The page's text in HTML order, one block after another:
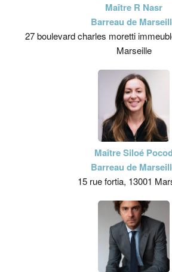
Maître R Nasr
Barreau de
27 boulevard charles moretti
Marseille
Maître Siloé
Barreau de
15 rue fortia, 13001